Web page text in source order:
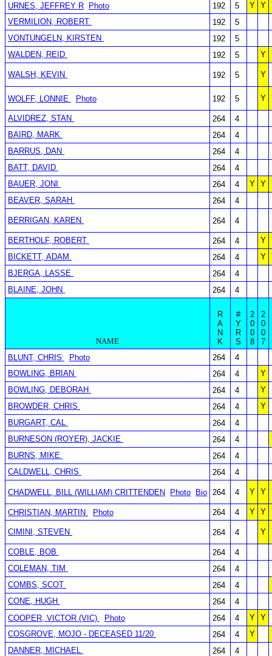
URNES, JEFFREY R
Photo 192 5 Y Y
VERMILION, ROBERT
192
5
VONTUNGELN, KIRSTEN
192
5
WALDEN, REID
192 5 Y
WALSH, KEVIN 192 5 Y
WOLFF, LONNIE Photo 192 5 Y
ALVIDREZ, STAN 264
4
BAIRD, MARK
264
4
BARRUS, DAN
264
4
BATT, DAVID
264
4
BAUER, JONI
264 4 Y Y
BEAVER, SARAH
264 4
BERRIGAN, KAREN 264 4
BERTHOLF, ROBERT 264 4 Y
BICKETT, ADAM
264 4 Y
BJERGA, LASSE
264
4
BLAINE, JOHN
264 4
NAME
R
A
N
K
#
Y
R
S
2
0
0
8
2
0
0
7
BLUNT, CHRIS
Photo 264
4
BOWLING, BRIAN
264 4
Y
BOWLING, DEBORAH
264 4
Y
BROWDER, CHRIS
264 4
Y
BURGART, CAL
264
4
BURNESON (ROYER), JACKIE
264 4
BURNS, MIKE
264
4
CALDWELL, CHRIS
264 4
CHADWELL, BILL (WILLIAM) CRITTENDEN Photo Bio 264 4 Y Y
CHRISTIAN, MARTIN Photo 264 4 Y Y
CIMINI, STEVEN 264 4 Y
COBLE, BOB 264
4
COLEMAN, TIM
264
4
COMBS, SCOT
264 4
CONE, HUGH
264
4
COOPER, VICTOR (VIC)
Photo 264 4 Y Y
COSGROVE, MOJO - DECEASED 11/20
264 4 Y
DANNER, MICHAEL
264
4